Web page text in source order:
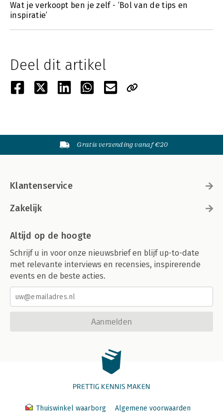
Wat je verkoopt ben je zelf - ‘Bol van de tips en
inspiratie’
Deel dit artikel
Gratis verzending vanaf €20
Klantenservice
Zakelijk
Altijd op de hoogte
Schrijf u in voor onze nieuwsbrief en blijf up-to-date
met relevante interviews en recensies, inspirerende
events en de beste acties.
Aanmelden
PRETTIG KENNIS MAKEN
Thuiswinkel waarborg Algemene voorwaarden